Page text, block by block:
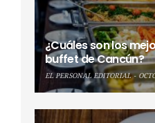
¿Cuáles son los
buffet de Cancún?
EL PERSONAL EDITORIAL